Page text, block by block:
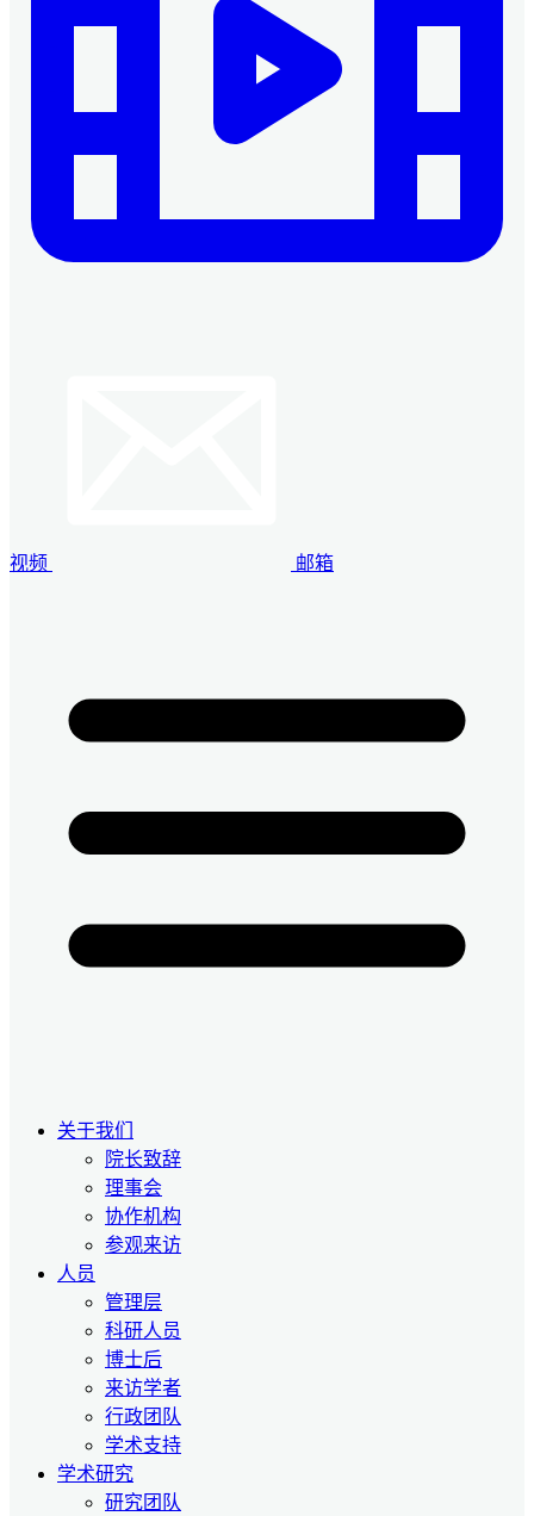
视频 邮箱
关于我们
院长致辞
理事会
协作机构
参观来访
人员
管理层
科研人员
博士后
来访学者
行政团队
学术支持
学术研究
研究团队